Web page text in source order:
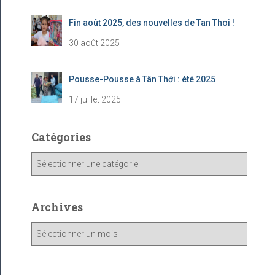
Fin août 2025, des nouvelles de Tan Thoi !
30 août 2025
Pousse-Pousse à Tân Thới : été 2025
17 juillet 2025
Catégories
g
o
Archives